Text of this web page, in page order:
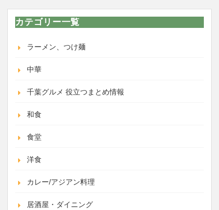
カテゴリー一覧
ラーメン、つけ麺
中華
千葉グルメ 役立つまとめ情報
和食
食堂
洋食
カレー/アジアン料理
居酒屋・ダイニング